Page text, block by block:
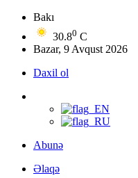
Bakı
30.80 C
Bazar, 9 Avqust 2026
Daxil ol
Abunə
Əlaqə